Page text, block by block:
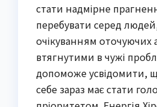
стати надмірне
перебувати серед
очікуванням оточуючих
втягнутими в чужі
допоможе усвідомити,
себе зараз має стати